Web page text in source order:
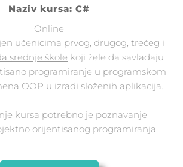
Naziv kursa: C#
Online
učenicima prvog, drugog, trećeg i
srednje škole koji žele da savladaju
programiranje u programskom
OOP u izradi složenih aplikacija.
kursa potrebno je poznavanje
orijentisanog programiranja.